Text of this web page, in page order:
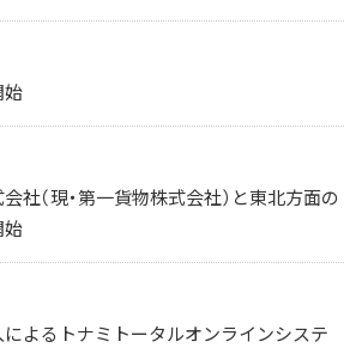
始
社（現・第一貨物株式会社）と東北方面の
始
よるトナミトータルオンラインシステ